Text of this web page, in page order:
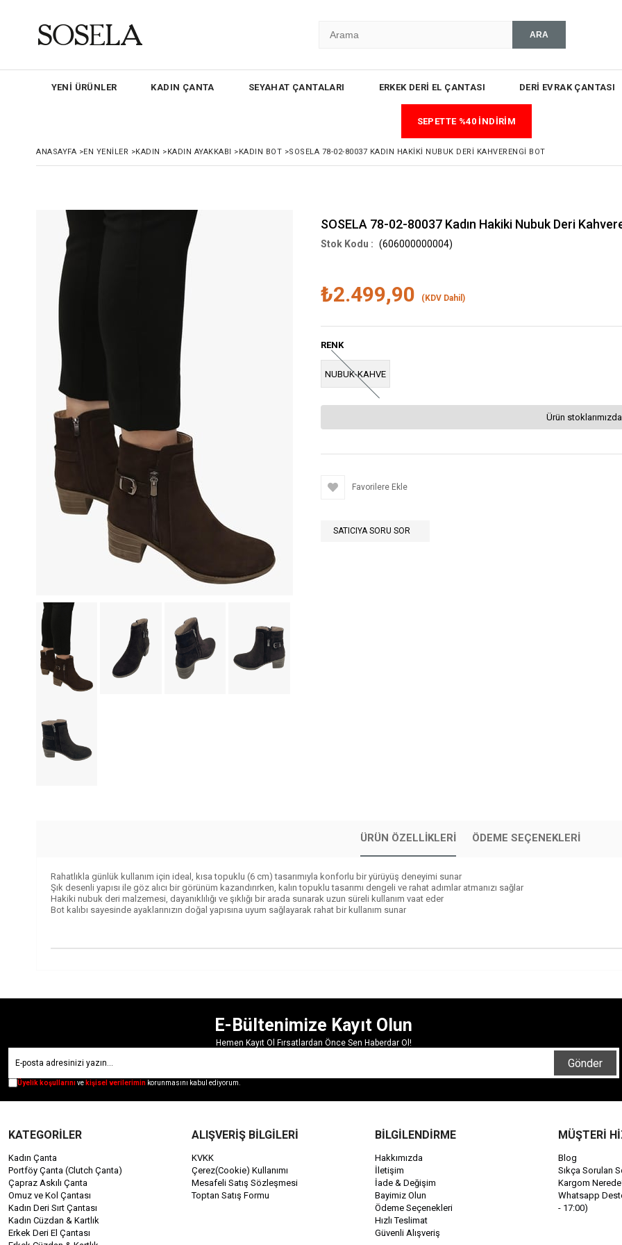
YENİ ÜRÜNLER KADIN ÇANTA SEYAHAT ÇANTALARI ERKEK DERİ EL ÇANTASI DERİ EVRAK ÇANTASI
SEPETTE %40 İNDİRİM
ANASAYFA >EN YENILER >KADIN >KADIN AYAKKABI >KADIN BOT >SOSELA 78-02-80037 KADIN HAKIKI NUBUK DERI KAHVERENGI BOT
SOSELA 78-02-80037 Kadın Hakiki Nubuk Deri
(606000000004)
₺2.499,90 (KDV Dahil)
RENK
NUBUK-KAHVE
Ürün
Favorilere Ekle
SATICIYA SORU SOR
ÜRÜN ÖZELLIKLERI ÖDEME SEÇENEKLERI
Rahatlıkla günlük kullanım için ideal, kısa topuklu (6 cm) tasarımıyla konforlu bir yürüyüş deneyimi sunar
Şık desenli yapısı ile göz alıcı bir görünüm kazandırırken, kalın topuklu tasarımı dengeli ve rahat adımlar atmanızı sağlar
Hakiki nubuk deri malzemesi, dayanıklılığı ve şıklığı bir arada sunarak uzun süreli kullanım vaat eder
Bot kalıbı sayesinde ayaklarınızın doğal yapısına uyum sağlayarak rahat bir kullanım sunar
E-Bültenimize Kayıt Olun
Hemen Kayıt Ol Fırsatlardan Önce Sen Haberdar Ol!
Gönder
Üyelik koşullarınıve kişisel verilerimin korunmasını kabul ediyorum.
KATEGORİLER
Kadın Çanta
Portföy Çanta (Clutch Çanta)
Çapraz Askılı Çanta
Omuz ve Kol Çantası
Kadın Deri Sırt Çantası
Kadın Cüzdan & Kartlık
Erkek Deri El Çantası
ALIŞVERİŞ BİLGİLERİ
KVKK
Çerez(Cookie) Kullanımı
Mesafeli Satış Sözleşmesi
Toptan Satış Formu
BİLGİLENDİRME
Hakkımızda
İletişim
İade & Değişim
Bayimiz Olun
Ödeme Seçenekleri
Hızlı Teslimat
Güvenli Alışveriş
MÜŞTERİ
Blog
Sıkça Sorulan
Kargom
Whatsapp
- 17:00)